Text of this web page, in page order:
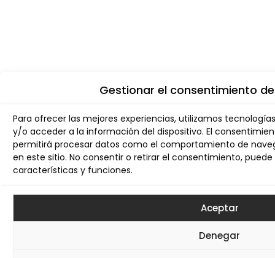
Gestionar el consentimiento
Para ofrecer las mejores experiencias, utilizamos
y/o acceder a la información del dispositivo. El
permitirá procesar datos como el comportamiento de
en este sitio. No consentir o retirar el consentimiento,
características y funciones.
Aceptar
Denegar